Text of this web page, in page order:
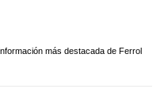
más destacada de Ferrol